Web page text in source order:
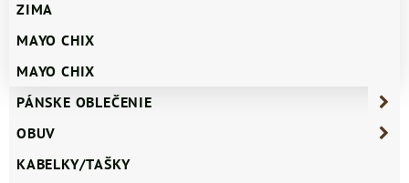
ZIMA
MAYO CHIX
MAYO CHIX
PÁNSKE OBLEČENIE
OBUV
KABELKY/TAŠKY